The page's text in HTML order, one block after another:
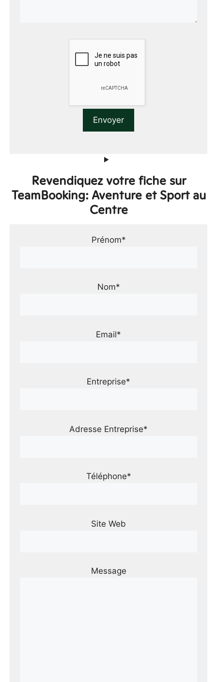
Revendiquez votre fiche sur
TeamBooking: Aventure et Sport au
Centre
Prénom*
Nom*
Email*
Entreprise*
Adresse Entreprise*
Téléphone*
Site Web
Message